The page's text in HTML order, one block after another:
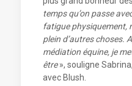
temps qu’on passe
fatigue physiquement,
plein d’autres choses.
médiation équine, je
être», souligne
avec Blush.